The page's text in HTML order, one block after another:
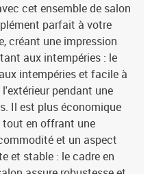
: anthraciteMatériau :
textilèneDimensions : 72 x
: 70 cmProfondeur du siège :
: 110 kgCanapé central
tressée, acier enduit de
x 70 x 66 cm (L x l x H)Largeur du
: 70 cmCapacité de charge
: anthraciteMatériau : résine
: 70 x 70 x 34 cm (l x P x
110 kgRepose-pied :Couleur :
acier enduit de poudre,
cm (l x P x H)Capacité de charge
cet ensemble de salon
parfait à votre
créant une impression
aux intempéries : le
intempéries et facile à
pendant une
Il est plus économique
tout en offrant une
et un aspect
et stable : le cadre en